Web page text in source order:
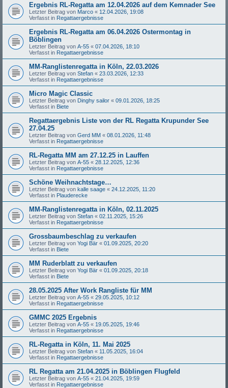
Ergebnis RL-Regatta am 12.04.2026 auf dem Kemnader See
Letzter Beitrag von Marco « 12.04.2026, 19:08
Verfasst in Regattaergebnisse
Ergebnis RL-Regatta am 06.04.2026 Ostermontag in
Böblingen
Letzter Beitrag von A-55 « 07.04.2026, 18:10
Verfasst in Regattaergebnisse
MM-Ranglistenregatta in Köln, 22.03.2026
Letzter Beitrag von Stefan « 23.03.2026, 12:33
Verfasst in Regattaergebnisse
Micro Magic Classic
Letzter Beitrag von Dinghy sailor « 09.01.2026, 18:25
Verfasst in Biete
Regattaergebnis Liste von der RL Regatta Krupunder See
27.04.25
Letzter Beitrag von Gerd MM « 08.01.2026, 11:48
Verfasst in Regattaergebnisse
RL-Regatta MM am 27.12.25 in Lauffen
Letzter Beitrag von A-55 « 28.12.2025, 12:36
Verfasst in Regattaergebnisse
Schöne Weihnachtstage…
Letzter Beitrag von kalle saage « 24.12.2025, 11:20
Verfasst in Plauderecke
MM-Ranglistenregatta in Köln, 02.11.2025
Letzter Beitrag von Stefan « 02.11.2025, 15:26
Verfasst in Regattaergebnisse
Grossbaumbeschlag zu verkaufen
Letzter Beitrag von Yogi Bär « 01.09.2025, 20:20
Verfasst in Biete
MM Ruderblatt zu verkaufen
Letzter Beitrag von Yogi Bär « 01.09.2025, 20:18
Verfasst in Biete
28.05.2025 After Work Rangliste für MM
Letzter Beitrag von A-55 « 29.05.2025, 10:12
Verfasst in Regattaergebnisse
GMMC 2025 Ergebnis
Letzter Beitrag von A-55 « 19.05.2025, 19:46
Verfasst in Regattaergebnisse
RL-Regatta in Köln, 11. Mai 2025
Letzter Beitrag von Stefan « 11.05.2025, 16:04
Verfasst in Regattaergebnisse
RL Regatta am 21.04.2025 in Böblingen Flugfeld
Letzter Beitrag von A-55 « 21.04.2025, 19:59
Verfasst in Regattaergebnisse